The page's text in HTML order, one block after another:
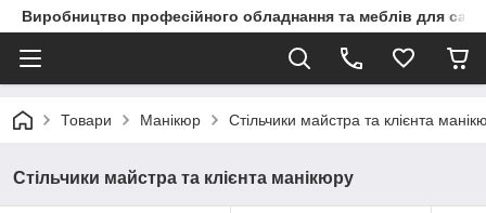
Виробництво професійного обладнання та меблів для
Товари Манікюр Стільчики майстра та клієнта
Стільчики майстра та клієнта манікюру